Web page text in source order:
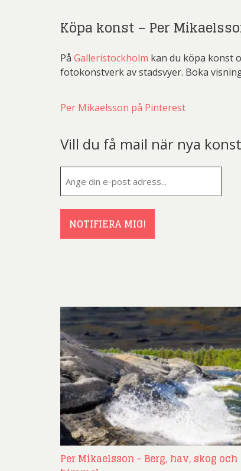
Köpa konst – Per
På Galleristockholm kan du köpa konst
fotokonstverk av stadsvyer. Boka
Per Mikaelsson på Pinterest
Vill du få mail när nya
NOTIFIERA MIG!
Per Mikaelsson – Berg, hav, skog och